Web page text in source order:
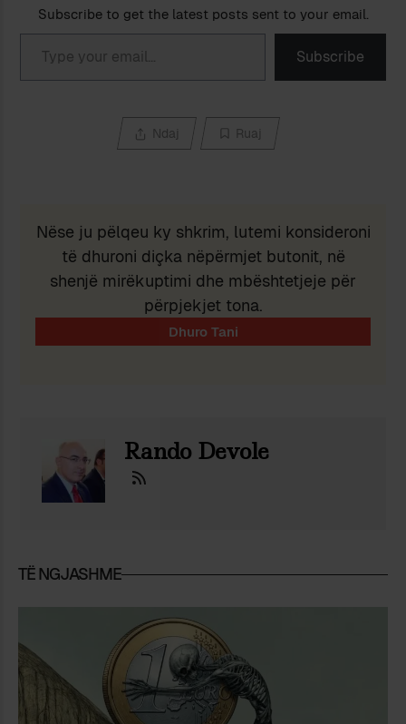
Subscribe to get the latest posts sent to your email.
Type your email…
Subscribe
Ndaj Ruaj
Nëse ju pëlqeu ky shkrim, lutemi konsideroni
të dhuroni diçka nëpërmjet butonit, në
shenjë mirëkuptimi dhe mbështetjeje për
përpjekjet tona.
Rando Devole
TË NGJASHME